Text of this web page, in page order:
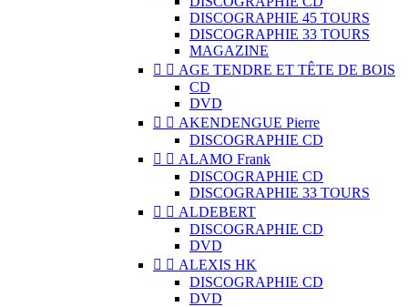
DISCOGRAPHIE 45 TOURS
DISCOGRAPHIE 33 TOURS
MAGAZINE
  AGE TENDRE ET TÊTE DE BOIS
CD
DVD
  AKENDENGUE Pierre
DISCOGRAPHIE CD
  ALAMO Frank
DISCOGRAPHIE CD
DISCOGRAPHIE 33 TOURS
  ALDEBERT
DISCOGRAPHIE CD
DVD
  ALEXIS HK
DISCOGRAPHIE CD
DVD